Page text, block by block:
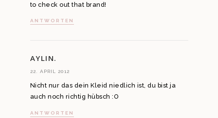
to check out that brand!
ANTWORTEN
AYLIN.
22. APRIL 2012
Nicht nur das dein Kleid niedlich ist, du bist ja
auch noch richtig hübsch :O
ANTWORTEN